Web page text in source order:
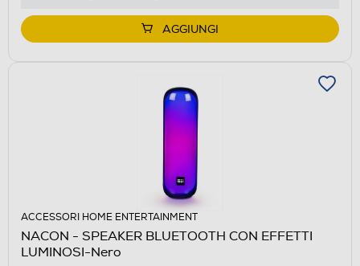
AGGIUNGI
ACCESSORI HOME ENTERTAINMENT
NACON - SPEAKER BLUETOOTH CON EFFETTI
LUMINOSI-Nero